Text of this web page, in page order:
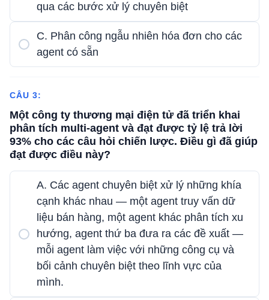
qua các bước xử lý chuyên biệt
C. Phân công ngẫu nhiên hóa đơn cho các
agent có sẵn
CÂU 3:
Một công ty thương mại điện tử đã triển khai
phân tích multi-agent và đạt được tỷ lệ trả lời
93% cho các câu hỏi chiến lược. Điều gì đã giúp
đạt được điều này?
A. Các agent chuyên biệt xử lý những khía
cạnh khác nhau — một agent truy vấn dữ
liệu bán hàng, một agent khác phân tích xu
hướng, agent thứ ba đưa ra các đề xuất —
mỗi agent làm việc với những công cụ và
bối cảnh chuyên biệt theo lĩnh vực của
mình.